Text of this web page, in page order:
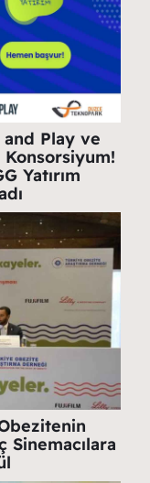
Play ve
Konsorsiyum!
Yatırım
Sinemacılara